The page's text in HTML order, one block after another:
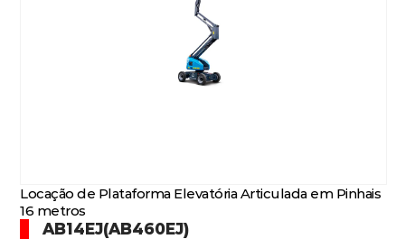
Locação de Plataforma Elevatória Articulada em Pinhais
16 metros
AB14EJ(AB460EJ)